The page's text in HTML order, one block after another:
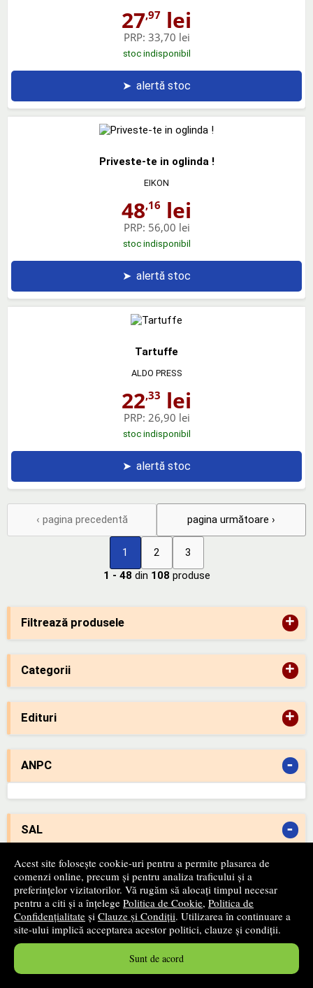
Acest site folosește cookie-uri pentru a permite plasarea de
comenzi online, precum și pentru analiza traficului și a
preferințelor vizitatorilor. Vă rugăm să alocați timpul necesar
pentru a citi și a înțelege Politica de Cookie, Politica de
Confidențialitate și Clauze și Condiții. Utilizarea în continuare a
site-ului implică acceptarea acestor politici, clauze și condiții.
Sunt de acord
Filtrează produsele +
Categorii +
Edituri +
ANPC -
SAL -
27,97 lei
PRP: 33,70 lei
stoc indisponibil
➤ alertă stoc
Priveste-te in oglinda !
EIKON
48,16 lei
PRP: 56,00 lei
stoc indisponibil
➤ alertă stoc
Tartuffe
ALDO PRESS
22,33 lei
PRP: 26,90 lei
stoc indisponibil
➤ alertă stoc
‹ pagina precedentă
1 2 3
pagina următoare ›
1 - 48 din 108 produse
Newsletter
Fii primul care află despre produsele noi și reducerile apărute
pe site-ul nostru!